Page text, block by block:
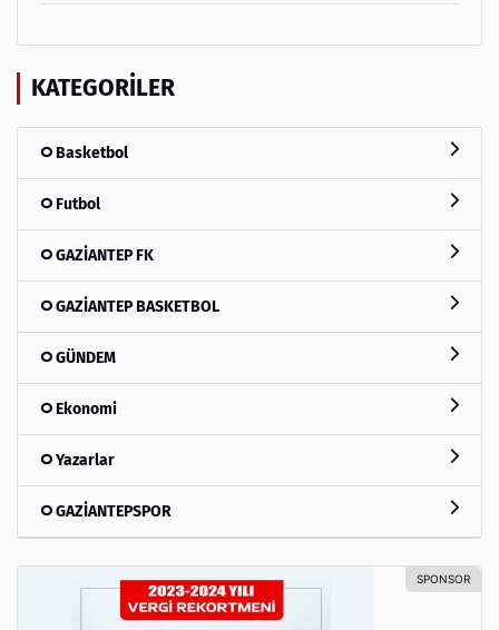
KATEGORILER
Basketbol
Futbol
GAZİANTEP FK
GAZİANTEP BASKETBOL
GÜNDEM
Ekonomi
Yazarlar
GAZİANTEPSPOR